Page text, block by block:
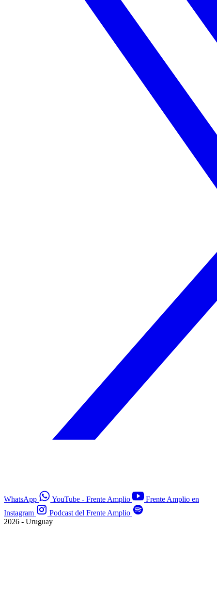
WhatsApp YouTube - Frente Amplio
Frente Amplio en
Instagram
Podcast del Frente Amplio
2026 - Uruguay